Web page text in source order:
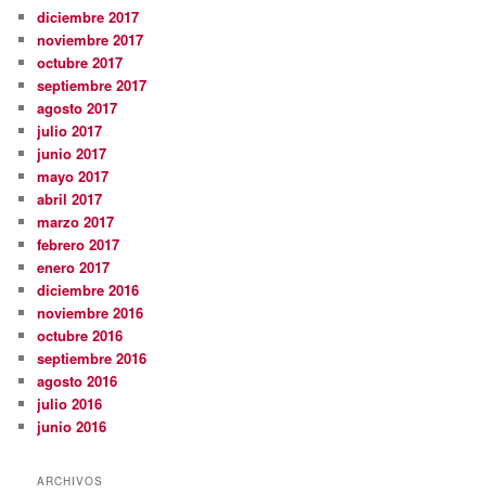
diciembre 2017
noviembre 2017
octubre 2017
septiembre 2017
agosto 2017
julio 2017
junio 2017
mayo 2017
abril 2017
marzo 2017
febrero 2017
enero 2017
diciembre 2016
noviembre 2016
octubre 2016
septiembre 2016
agosto 2016
julio 2016
junio 2016
ARCHIVOS